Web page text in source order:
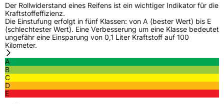
Der Rollwiderstand eines Reifens ist ein wichtiger Indikator für die
Kraftstoffeffizienz.
Die Einstufung erfolgt in fünf Klassen: von A (bester Wert) bis E
(schlechtester Wert). Eine Verbesserung um eine Klasse bedeutet
ungefähr eine Einsparung von 0,1 Liter Kraftstoff auf 100
Kilometer.
A
B
C
D
E